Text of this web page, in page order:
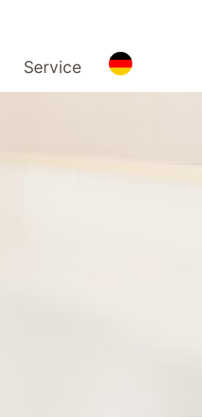
Service